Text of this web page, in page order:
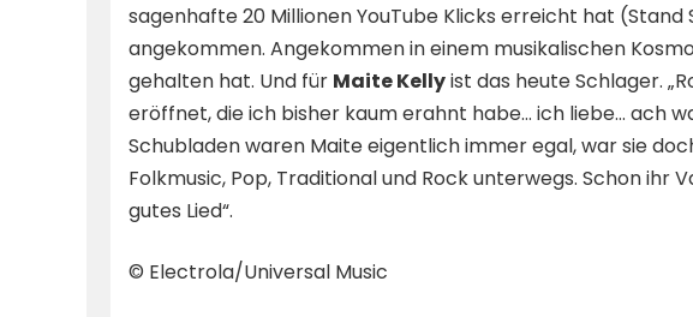
sagenhafte 20 Millionen YouTube Klicks erreicht hat
angekommen. Angekommen in einem musikalischen
gehalten hat. Und für Maite Kellyist das heute Schlager.
eröffnet, die ich bisher kaum erahnt habe… ich liebe… ach
Schubladen waren Maite eigentlich immer egal, war sie
Folkmusic, Pop, Traditional und Rock unterwegs. Schon ihr
gutes Lied“.
© Electrola/Universal Music